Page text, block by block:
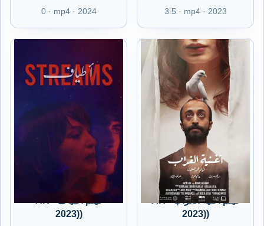
0 · mp4 · 2024 3.5 · mp4 · 2023
AR - فيلم أطياف
(2023)
AR - فيلم أغنية الغراب
(2023)